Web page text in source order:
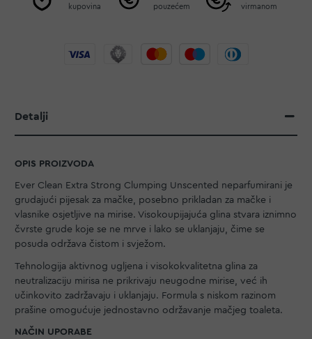
kupovina
pouzećem
virmanom
Detalji
OPIS PROIZVODA
Ever Clean Extra Strong Clumping Unscented neparfumirani je
grudajući pijesak za mačke, posebno prikladan za mačke i
vlasnike osjetljive na mirise. Visokoupijajuća glina stvara iznimno
čvrste grude koje se ne mrve i lako se uklanjaju, čime se
posuda održava čistom i svježom.
Tehnologija aktivnog ugljena i visokokvalitetna glina za
neutralizaciju mirisa ne prikrivaju neugodne mirise, već ih
učinkovito zadržavaju i uklanjaju. Formula s niskom razinom
prašine omogućuje jednostavno održavanje mačjeg toaleta.
NAČIN UPORABE